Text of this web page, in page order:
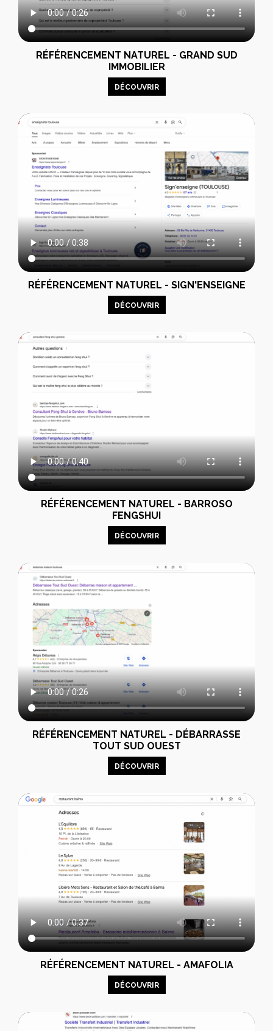
RÉFÉRENCEMENT NATUREL - GRAND SUD
IMMOBILIER
DÉCOUVRIR
RÉFÉRENCEMENT NATUREL - SIGN'ENSEIGNE
DÉCOUVRIR
RÉFÉRENCEMENT NATUREL - BARROSO
FENGSHUI
DÉCOUVRIR
RÉFÉRENCEMENT NATUREL - DÉBARRASSE
TOUT SUD OUEST
DÉCOUVRIR
RÉFÉRENCEMENT NATUREL - AMAFOLIA
DÉCOUVRIR